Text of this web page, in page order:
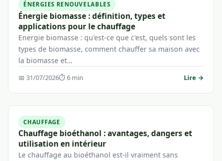
ÉNERGIES RENOUVELABLES
Énergie biomasse : définition, types et
applications pour le chauffage
Energie biomasse : qu'est-ce que c'est, quels sont les
types de biomasse, comment chauffer sa maison avec
la biomasse et…
📅 31/07/2026⏱ 6 min Lire →
CHAUFFAGE
Chauffage bioéthanol : avantages, dangers et
utilisation en intérieur
Le chauffage au bioéthanol est-il vraiment sans